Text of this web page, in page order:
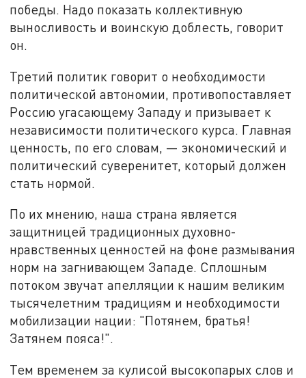
победы. Надо показать коллективную
выносливость и воинскую доблесть, говорит
он.
Третий политик говорит о необходимости
политической автономии, противопоставляет
Россию угасающему Западу и призывает к
независимости политического курса. Главная
ценность, по его словам, — экономический и
политический суверенитет, который должен
стать нормой.
По их мнению, наша страна является
защитницей традиционных духовно-
нравственных ценностей на фоне размывания
норм на загнивающем Западе. Сплошным
потоком звучат апелляции к нашим великим
тысячелетним традициям и необходимости
мобилизации нации: "Потянем, братья!
Затянем пояса!".
Тем временем за кулисой высокопарых слов и